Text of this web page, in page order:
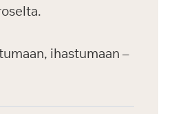
ihastumaan –